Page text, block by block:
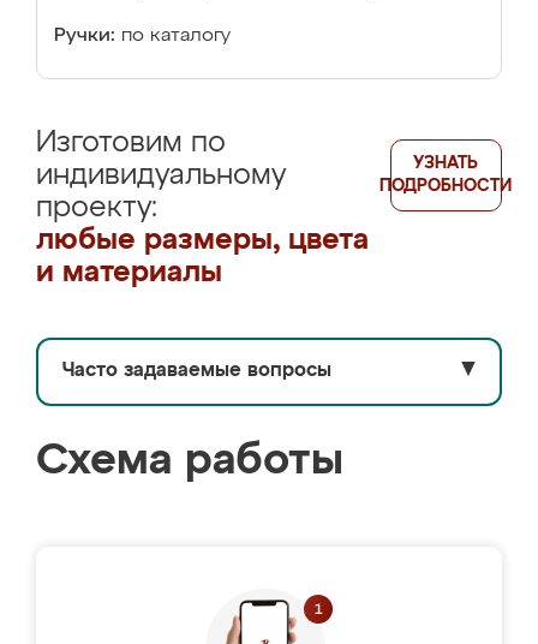
Ручки: по каталогу
Изготовим по
индивидуальному
проекту:
любые размеры, цвета
и материалы
УЗНАТЬ
ПОДРОБНОСТИ
Часто задаваемые вопросы ▼
Схема работы